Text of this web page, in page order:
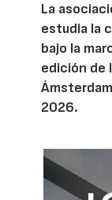
La
estudia la
bajo la
edición de
2026.